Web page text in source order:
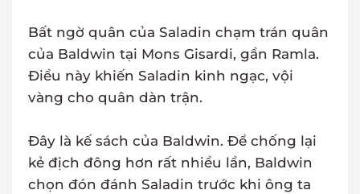
Bất ngờ quân của Saladin chạm trán quân
của Baldwin tại Mons Gisardi, gần Ramla.
Điều này khiến Saladin kinh ngạc, vội
vàng cho quân dàn trận.
Đây là kế sách của Baldwin. Để chống lại
kẻ địch đông hơn rất nhiều lần, Baldwin
chọn đón đánh Saladin trước khi ông ta